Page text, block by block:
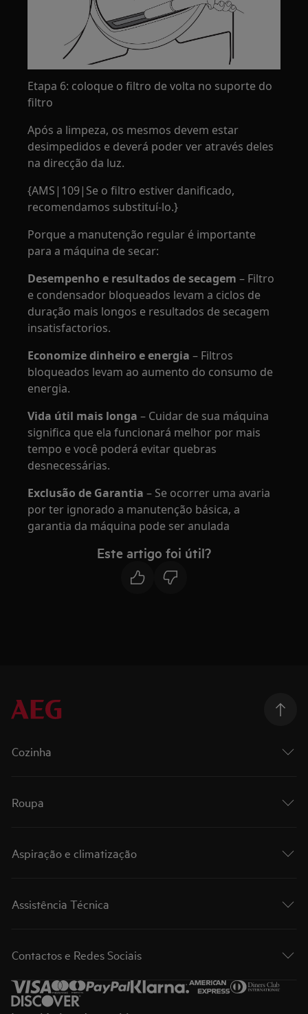
Etapa 6: coloque o filtro de volta no suporte do
filtro
Após a limpeza, os mesmos devem estar
desimpedidos e deverá poder ver através deles
na direcção da luz.
{AMS|109|Se o filtro estiver danificado,
recomendamos substituí-lo.}
Porque a manutenção regular é importante
para a máquina de secar:
Desempenho e resultados de secagem – Filtro
e condensador bloqueados levam a ciclos de
duração mais longos e resultados de secagem
insatisfactorios.
Economize dinheiro e energia – Filtros
bloqueados levam ao aumento do consumo de
energia.
Vida útil mais longa – Cuidar de sua máquina
significa que ela funcionará melhor por mais
tempo e você poderá evitar quebras
desnecessárias.
Exclusão de Garantia – Se ocorrer uma avaria
por ter ignorado a manutenção básica, a
garantia da máquina pode ser anulada
Este artigo foi útil?
Cozinha
Roupa
Aspiração e climatização
Assistência Técnica
Contactos e Redes Sociais